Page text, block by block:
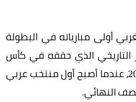
أولى مبارياته في البطولة
التاريخي الذي حققه في كأس
العالم FIFA قطر 2022، عندما أصبح أول منتخب عربي
النهائي.